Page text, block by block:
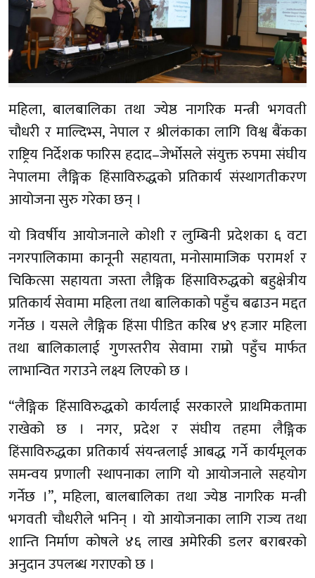
महिला, बालबालिका तथा ज्येष्ठ नागरिक मन्त्री भगवती
चौधरी र माल्दिभ्स, नेपाल र श्रीलंकाका लागि विश्व बैंकका
राष्ट्रिय निर्देशक फारिस हदाद–जेर्भोसले संयुक्त रुपमा संघीय
नेपालमा लैङ्गिक हिंसाविरुद्धको प्रतिकार्य संस्थागतीकरण
आयोजना सुरु गरेका छन् ।
यो त्रिवर्षीय आयोजनाले कोशी र लुम्बिनी प्रदेशका ६ वटा
नगरपालिकामा कानूनी सहायता, मनोसामाजिक परामर्श र
चिकित्सा सहायता जस्ता लैङ्गिक हिंसाविरुद्धको बहुक्षेत्रीय
प्रतिकार्य सेवामा महिला तथा बालिकाको पहुँच बढाउन मद्दत
गर्नेछ । यसले लैङ्गिक हिंसा पीडित करिब ४९ हजार महिला
तथा बालिकालाई गुणस्तरीय सेवामा राम्रो पहुँच मार्फत
लाभान्वित गराउने लक्ष्य लिएको छ ।
“लैङ्गिक हिंसाविरुद्धको कार्यलाई सरकारले प्राथमिकतामा
राखेको छ । नगर, प्रदेश र संघीय तहमा लैङ्गिक
हिंसाविरुद्धका प्रतिकार्य संयन्त्रलाई आबद्ध गर्ने कार्यमूलक
समन्वय प्रणाली स्थापनाका लागि यो आयोजनाले सहयोग
गर्नेछ ।”, महिला, बालबालिका तथा ज्येष्ठ नागरिक मन्त्री
भगवती चौधरीले भनिन् । यो आयोजनाका लागि राज्य तथा
शान्ति निर्माण कोषले ४६ लाख अमेरिकी डलर बराबरको
अनुदान उपलब्ध गराएको छ ।